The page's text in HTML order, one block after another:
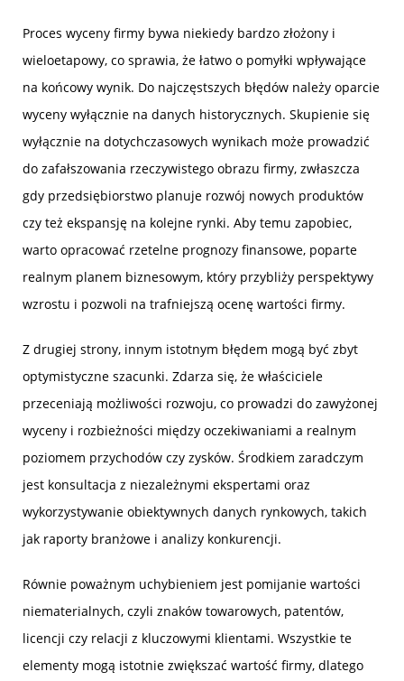
Proces wyceny firmy bywa niekiedy bardzo złożony i
wieloetapowy, co sprawia, że łatwo o pomyłki wpływające
na końcowy wynik. Do najczęstszych błędów należy oparcie
wyceny wyłącznie na danych historycznych. Skupienie się
wyłącznie na dotychczasowych wynikach może prowadzić
do zafałszowania rzeczywistego obrazu firmy, zwłaszcza
gdy przedsiębiorstwo planuje rozwój nowych produktów
czy też ekspansję na kolejne rynki. Aby temu zapobiec,
warto opracować rzetelne prognozy finansowe, poparte
realnym planem biznesowym, który przybliży perspektywy
wzrostu i pozwoli na trafniejszą ocenę wartości firmy.
Z drugiej strony, innym istotnym błędem mogą być zbyt
optymistyczne szacunki. Zdarza się, że właściciele
przeceniają możliwości rozwoju, co prowadzi do zawyżonej
wyceny i rozbieżności między oczekiwaniami a realnym
poziomem przychodów czy zysków. Środkiem zaradczym
jest konsultacja z niezależnymi ekspertami oraz
wykorzystywanie obiektywnych danych rynkowych, takich
jak raporty branżowe i analizy konkurencji.
Równie poważnym uchybieniem jest pomijanie wartości
niematerialnych, czyli znaków towarowych, patentów,
licencji czy relacji z kluczowymi klientami. Wszystkie te
elementy mogą istotnie zwiększać wartość firmy, dlatego